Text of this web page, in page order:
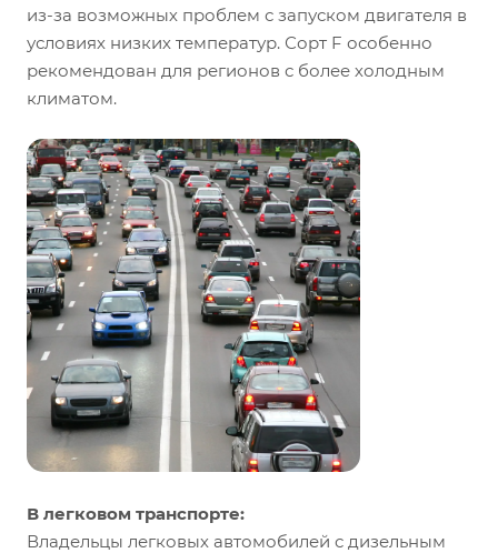
из-за возможных проблем с запуском двигателя в
условиях низких температур. Сорт F особенно
рекомендован для регионов с более холодным
климатом.
В легковом транспорте:
Владельцы легковых автомобилей с дизельным